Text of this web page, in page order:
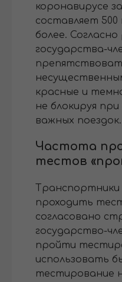
коронавирусе
составляет 500
более.
государства-
красные и
не блокируя
важных поездок.
Частота
тестов
проходить
согласовано
государство-
пройти
использовать
тестирование